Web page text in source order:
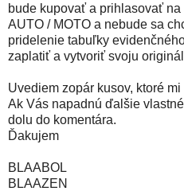
bude kupovať a prihlasovať
AUTO / MOTO a nebude sa
pridelenie tabuľky
zaplatiť a vytvoriť svoju
Uvediem zopár kusov, ktoré
Ak Vás napadnú ďalšie
dolu do komentára.
Ďakujem
BLAABOL
BLAAZEN